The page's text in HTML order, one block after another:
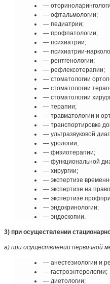
—
— офтальмологии;
— педиатрии;
— профпатологии;
— психиатрии;
— психиатрии-
— рентгенологии;
— рефлексотерапии;
— стоматологии
— стоматологии
— стоматологии
— терапии;
— травматологии и
— транспортировке
— ультразвуковой
— урологии;
— физиотерапии;
— функциональной
— хирургии;
— экспертизе
— экспертизе на
— экспертизе
— эндокринологии;
— эндоскопии.
3) при осуществлении
а) при осуществлении первичной
— анестезиологии и
— гастроэнтерологии;
— диетологии;